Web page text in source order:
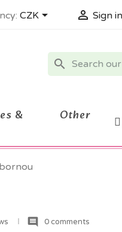
CZK  Sign in
search
& Other
comment 0 comments